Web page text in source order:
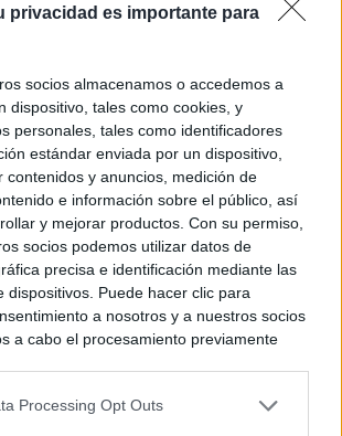
privacidad es importante para
socios almacenamos o accedemos a
dispositivo, tales como cookies, y
personales, tales como identificadores
estándar enviada por un dispositivo,
contenidos y anuncios, medición de
e información sobre el público, así
y mejorar productos. Con su permiso,
socios podemos utilizar datos de
precisa e identificación mediante las
dispositivos. Puede hacer clic para
a nosotros y a nuestros socios
a cabo el procesamiento previamente
Tenga en cuenta que algún
Processing Opt Outs